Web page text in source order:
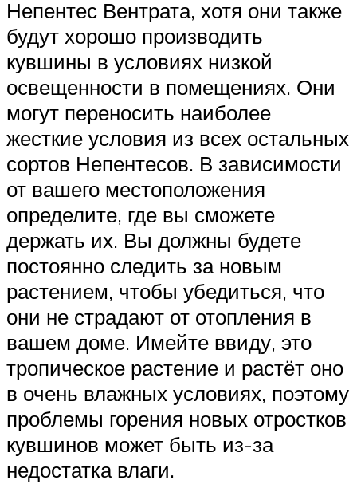
Непентес Вентрата, хотя они также
будут хорошо производить
кувшины в условиях низкой
освещенности в помещениях. Они
могут переносить наиболее
жесткие условия из всех остальных
сортов Непентесов. В зависимости
от вашего местоположения
определите, где вы сможете
держать их. Вы должны будете
постоянно следить за новым
растением, чтобы убедиться, что
они не страдают от отопления в
вашем доме. Имейте ввиду, это
тропическое растение и растёт оно
в очень влажных условиях, поэтому
проблемы горения новых отростков
кувшинов может быть из-за
недостатка влаги.